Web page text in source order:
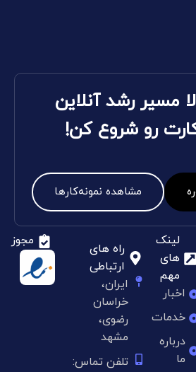
مسیر رشد آنلاین
رو شروع کن!
مشاهده نمونه‌کارها
لینک
های
مهم
اخبار
خدمات
درباره
ما
راه های
ارتباطی
ایران،
خراسان
رضوی،
مشهد
تلفن تماس:
مجوز